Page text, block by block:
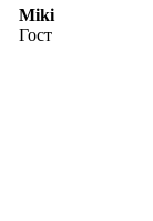
Miki
Гост